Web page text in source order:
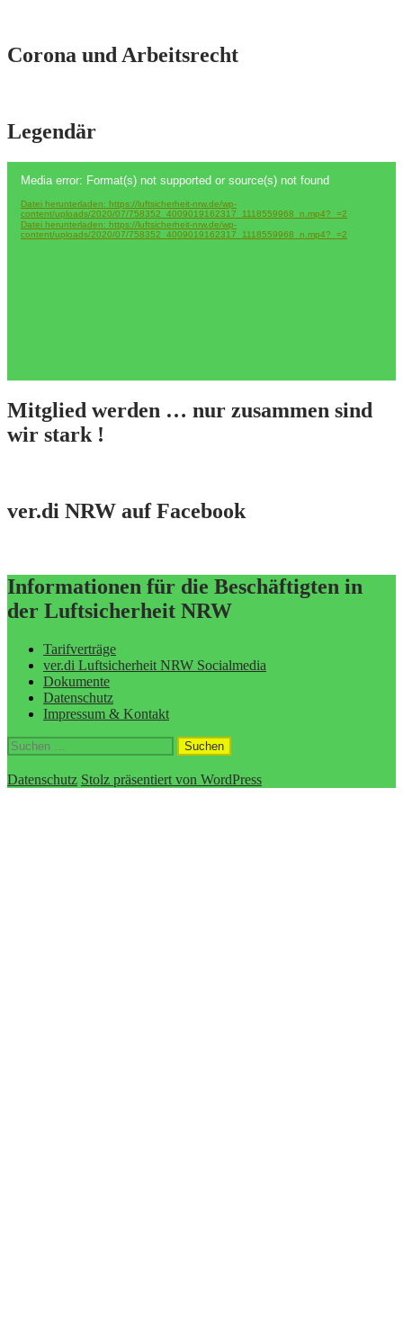
Corona und Arbeitsrecht
Legendär
Player
Media error: Format(s) not supported or source(s) not found
Datei herunterladen: https://luftsicherheit-nrw.de/wp-
content/uploads/2020/07/758352_4009019162317_1118559968_n.mp4?_=2
Datei herunterladen: https://luftsicherheit-nrw.de/wp-
content/uploads/2020/07/758352_4009019162317_1118559968_n.mp4?_=2
Mitglied werden … nur zusammen sind
wir stark !
ver.di NRW auf Facebook
Informationen für die Beschäftigten in
der Luftsicherheit NRW
Tarifverträge
ver.di Luftsicherheit NRW Socialmedia
Dokumente
Datenschutz
Impressum & Kontakt
Suchen
nach:
Datenschutz Stolz präsentiert von WordPress